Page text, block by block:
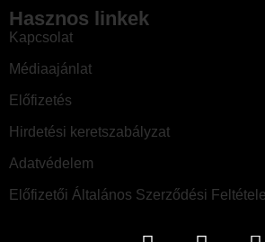
Hasznos linkek
Kapcsolat
Médiaajánlat
Előfizetés
Hirdetési keretszabályzat
Adatvédelem
Előfizetői Általános Szerződési